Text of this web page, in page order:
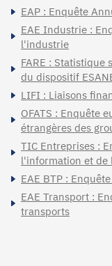
EAP : Enquête
EAE Industrie :
l'industrie
FARE : Statistique
du dispositif
LIFI : Liaisons
OFATS : Enquête
étrangères des
TIC Entreprises :
l'information et de
EAE BTP :
EAE Transport :
transports